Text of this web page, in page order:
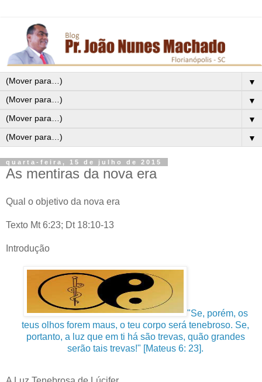
▼
▼
▼
▼
quarta-feira, 15 de julho de 2015
As mentiras da nova era
Qual o objetivo da nova era
Texto Mt 6:23; Dt 18:10-13
Introdução
"Se, porém, os
teus olhos forem maus, o teu corpo será tenebroso. Se,
portanto, a luz que em ti há são trevas, quão grandes
serão tais trevas!" [Mateus 6: 23].